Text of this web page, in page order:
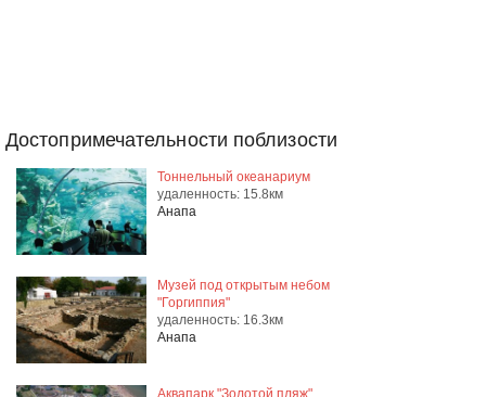
Достопримечательности поблизости
Тоннельный океанариум
удаленность: 15.8км
Анапа
Музей под открытым небом
"Горгиппия"
удаленность: 16.3км
Анапа
Аквапарк "Золотой пляж"